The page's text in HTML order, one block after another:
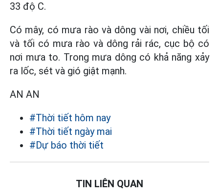
33 độ C.
Có mây, có mưa rào và dông vài nơi, chiều tối
và tối có mưa rào và dông rải rác, cục bộ có
nơi mưa to. Trong mưa dông có khả năng xảy
ra lốc, sét và gió giật mạnh.
AN AN
#Thời tiết hôm nay
#Thời tiết ngày mai
#Dự báo thời tiết
TIN LIÊN QUAN